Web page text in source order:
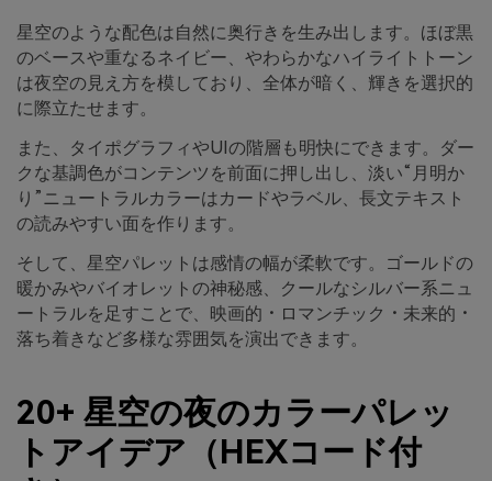
星空のような配色は自然に奥行きを生み出します。ほぼ黒
のベースや重なるネイビー、やわらかなハイライトトーン
は夜空の見え方を模しており、全体が暗く、輝きを選択的
に際立たせます。
また、タイポグラフィやUIの階層も明快にできます。ダー
クな基調色がコンテンツを前面に押し出し、淡い“月明か
り”ニュートラルカラーはカードやラベル、長文テキスト
の読みやすい面を作ります。
そして、星空パレットは感情の幅が柔軟です。ゴールドの
暖かみやバイオレットの神秘感、クールなシルバー系ニュ
ートラルを足すことで、映画的・ロマンチック・未来的・
落ち着きなど多様な雰囲気を演出できます。
20+ 星空の夜のカラーパレッ
トアイデア（HEXコード付